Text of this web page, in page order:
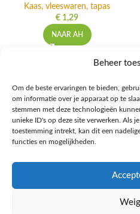
Beheer
Om de beste ervaringen te bieden,
om informatie over je apparaat op te
stemmen met deze technologieën
unieke ID's op deze site verwerken. Als
toestemming intrekt, kan dit een
functies en mogelijkheden.
Kaas, vleeswaren, tapas
€ 1,29
NAAR AH
Ontdek de beste keto-vriendelijke
kennis met onze diepgaande blogs
favoriete keto recepten in onze